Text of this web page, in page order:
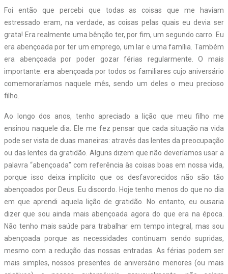
Foi então que percebi que todas as coisas que me haviam
estressado eram, na verdade, as coisas pelas quais eu devia ser
grata! Era realmente uma bênção ter, por fim, um segundo carro. Eu
era abençoada por ter um emprego, um lar e uma família. Também
era abençoada por poder gozar férias regularmente. O mais
importante: era abençoada por todos os familiares cujo aniversário
comemoraríamos naquele mês, sendo um deles o meu precioso
filho.
Ao longo dos anos, tenho apreciado a lição que meu filho me
ensinou naquele dia. Ele me fez pensar que cada situação na vida
pode ser vista de duas maneiras: através das lentes da preocupação
ou das lentes da gratidão. Alguns dizem que não deveríamos usar a
palavra “abençoada” com referência às coisas boas em nossa vida,
porque isso deixa implícito que os desfavorecidos não são tão
abençoados por Deus. Eu discordo. Hoje tenho menos do que no dia
em que aprendi aquela lição de gratidão. No entanto, eu ousaria
dizer que sou ainda mais abençoada agora do que era na época.
Não tenho mais saúde para trabalhar em tempo integral, mas sou
abençoada porque as necessidades continuam sendo supridas,
mesmo com a redução das nossas entradas. As férias podem ser
mais simples, nossos presentes de aniversário menores (ou mais